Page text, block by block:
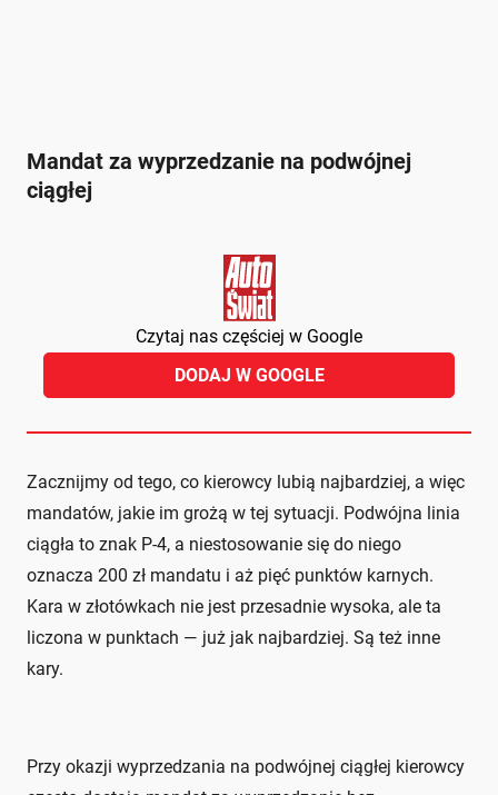
Mandat za wyprzedzanie na podwójnej
ciągłej
Czytaj nas częściej w Google
DODAJ W GOOGLE
Zacznijmy od tego, co kierowcy lubią najbardziej, a więc
mandatów, jakie im grożą w tej sytuacji. Podwójna linia
ciągła to znak P-4, a niestosowanie się do niego
oznacza 200 zł mandatu i aż pięć punktów karnych.
Kara w złotówkach nie jest przesadnie wysoka, ale ta
liczona w punktach — już jak najbardziej. Są też inne
kary.
Przy okazji wyprzedzania na podwójnej ciągłej kierowcy